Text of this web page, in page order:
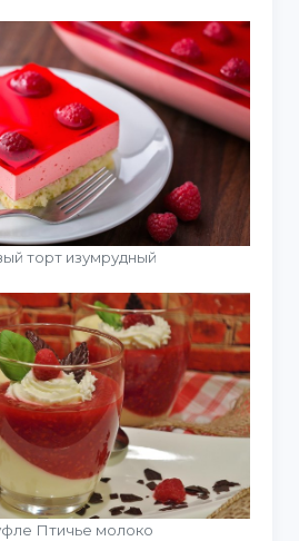
торт изумрудный
Птичье молоко